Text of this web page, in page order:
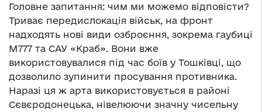
Головне запитання: чим ми можемо відповісти?
Триває передислокація військ, на фронт
надходять нові види озброєння, зокрема гаубиці
М777 та САУ «Краб». Вони вже
використовувалися під час боїв у Тошківці, що
дозволило зупинити просування противника.
Наразі ця ж арта використовується в районі
Сєвєродонецька, нівелюючи значну чисельну